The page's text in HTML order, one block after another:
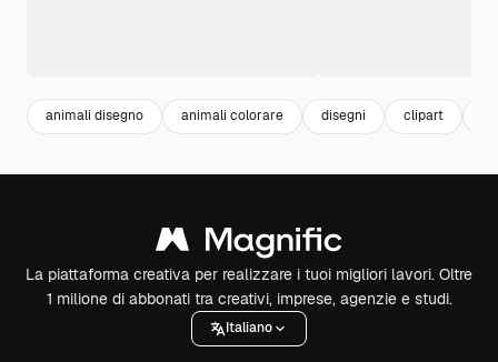
animali disegno animali colorare disegni clipart
La piattaforma creativa per realizzare i tuoi migliori lavori. Oltre
1 milione di abbonati tra creativi, imprese, agenzie e studi.
Italiano